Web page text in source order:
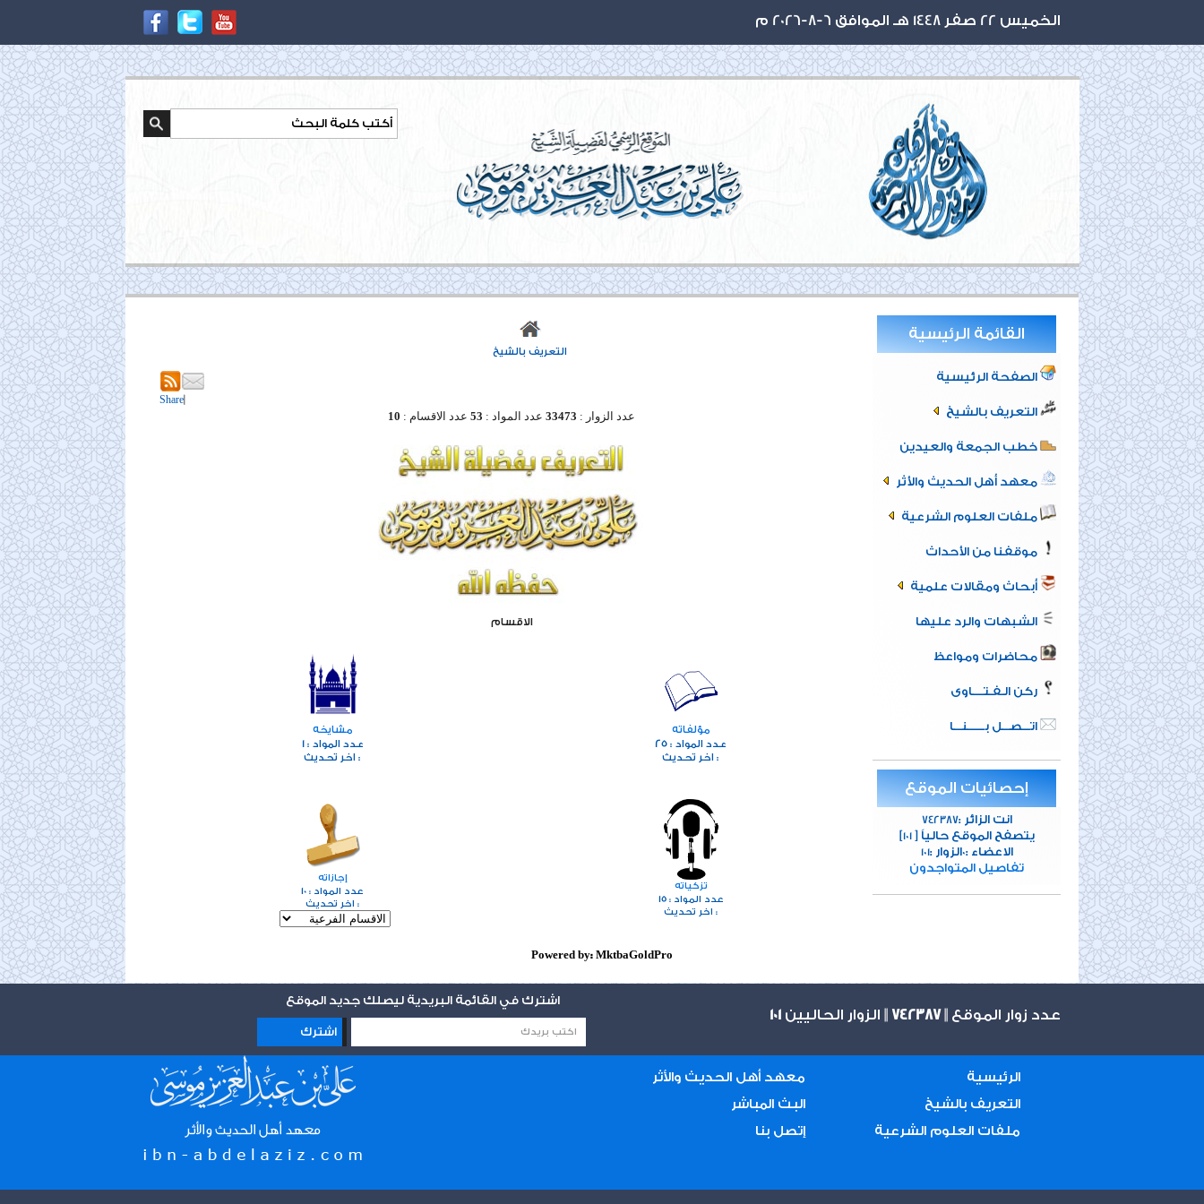
الخميس 22 صفر 1448 هـ الموافق 6-8-2026 م
القائمة الرئيسية
الصفحة الرئيسية
التعريف بالشيخ
خطب الجمعة والعيدين
معهد أهل الحديث والأثر
ملفات العلوم الشرعية
موقفنا من الأحداث
أبحاث ومقالات علمية
الشبهات والرد عليها
محاضرات ومواعظ
ركن الـفـتــــاوى
اتـــصـــل بــــــنـــا
إحصائيات الموقع
انت الزائر :742387
[يتصفح الموقع حالياً [101
الاعضاء :0الزوار :101
تفاصيل المتواجدون
التعريف بالشيخ
Share
عدد الزوار : 33473 عدد المواد : 53 عدد الاقسام : 10
الاقسام
مشايخه
عدد المواد :1
اخر تحديث :
مؤلفاته
عدد المواد : 25
اخر تحديث :
إجازاته
عدد المواد : 10
اخر تحديث :
تزكياته
عدد المواد :15
اخر تحديث :
Powered by: MktbaGoldPro
عدد زوار الموقع ||742387 || الزوار الحاليين 101
اشترك في القائمة البريدية ليصلك جديد الموقع
الرئيسية
التعريف بالشيخ
ملفات العلوم الشرعية
معهد أهل الحديث والأثر
البث المباشر
إتصل بنا